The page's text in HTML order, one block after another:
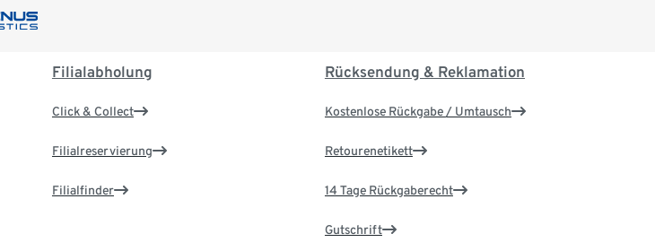
Filialabholung
Click & Collect
Filialreservierung
Filialfinder
Rücksendung & Reklamation
Kostenlose Rückgabe / Umtausch
Retourenetikett
14 Tage Rückgaberecht
Gutschrift